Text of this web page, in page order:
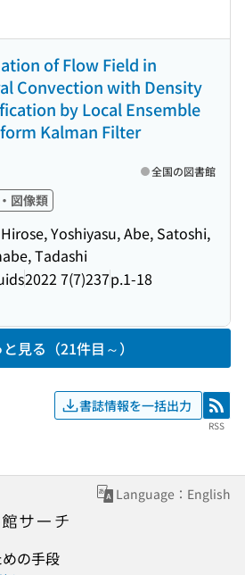
of Flow Field in
Convection with Density
by Local Ensemble
Kalman Filter
図像類
Yoshiyasu, Abe, Satoshi,
Tadashi
2022 7(7)237p.1-18
全国の図書館
見る（21件目～）
書誌情報を一括出力 RSS
RSS
Language：English
の手段